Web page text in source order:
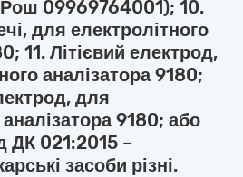
09969764001); 10.
для електролітного
11. Літієвий електрод,
аналізатора 9180;
для
9180; або
ДК 021:2015 –
засоби різні.